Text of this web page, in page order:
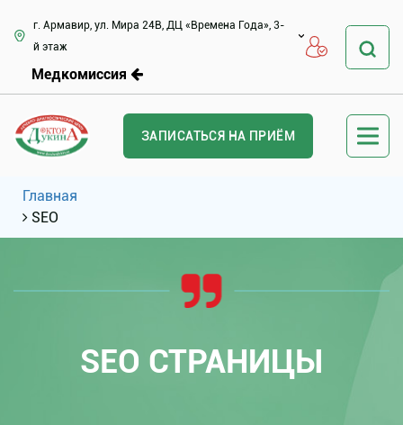
г. Армавир, ул. Мира 24В, ДЦ «Времена Года», 3-
й этаж
Медкомиссия
ЗАПИСАТЬСЯ НА ПРИЁМ
Главная
SEO
SEO СТРАНИЦЫ